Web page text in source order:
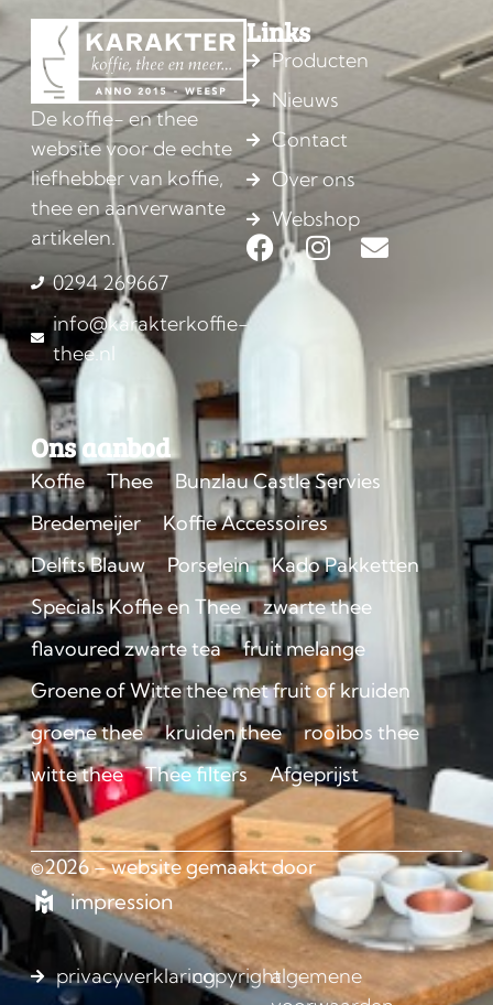
De koffie- en thee
website voor de echte
liefhebber van koffie,
thee en aanverwante
artikelen.
0294 269667
info@karakterkoffie-
thee.nl
Links
Producten
Nieuws
Contact
Over ons
Webshop
Ons aanbod
Koffie Thee
Bunzlau Castle Servies
Bredemeijer
Koffie Accessoires
Delfts Blauw
Porselein
Kado Pakketten
Specials Koffie en Thee
zwarte thee
flavoured zwarte tea
fruit melange
Groene of Witte thee met fruit of kruiden
groene thee
kruiden thee
rooibos thee
witte thee
Thee filters Afgeprijst
©2026 – website gemaakt door
impression
privacyverklaringcopyrightalgemene